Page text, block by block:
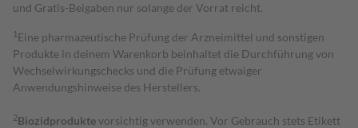
und Gratis-Beigaben nur solange der Vorrat reicht.
1 Eine pharmazeutische Prüfung der Arzneimittel und sonstigen
Produkte in deinem Warenkorb beinhaltet die Durchführung von
Wechselwirkungschecks und die Prüfung etwaiger
Anwendungshinweise des Herstellers.
2Biozidproduktevorsichtig verwenden. Vor Gebrauch stets Etikett